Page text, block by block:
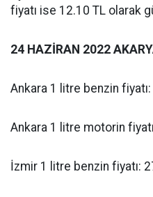
fiyatı ise 12.10 TL olarak
24 HAZİRAN 2022
Ankara 1 litre benzin
Ankara 1 litre motorin
İzmir 1 litre benzin fiyatı: